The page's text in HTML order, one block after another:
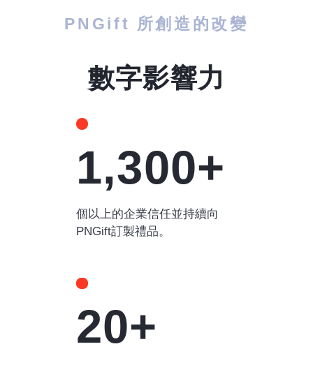
PNGift 所創造的改變
數字影響力
1,300+
個以上的企業信任並持續向
PNGift訂製禮品。
20+